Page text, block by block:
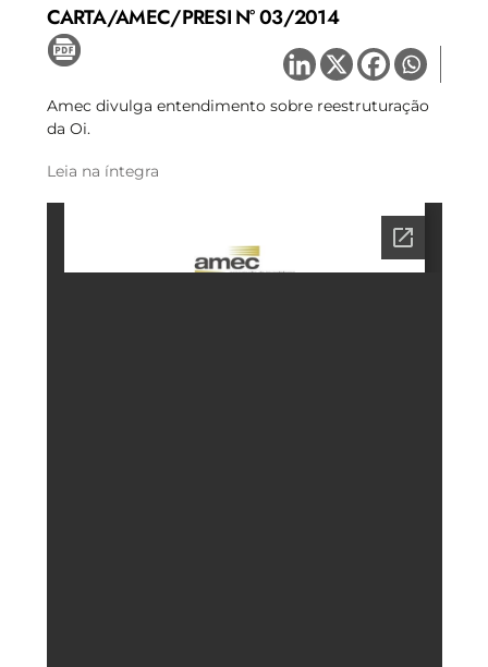
CARTA/AMEC/PRESI N° 03/2014
Amec divulga entendimento sobre reestruturação
da Oi.
Leia na íntegra